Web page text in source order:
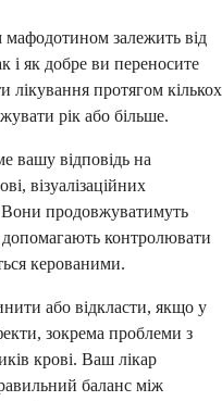
мафодотином залежить від
і як добре ви переносите
лікування протягом кількох
рік або більше.
вашу відповідь на
візуалізаційних
Вони продовжуватимуть
контролювати
керованими.
або відкласти, якщо у
зокрема проблеми з
крові. Ваш лікар
баланс між